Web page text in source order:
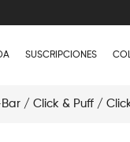
SUSCRIPCIONES
/ Click & Puff /